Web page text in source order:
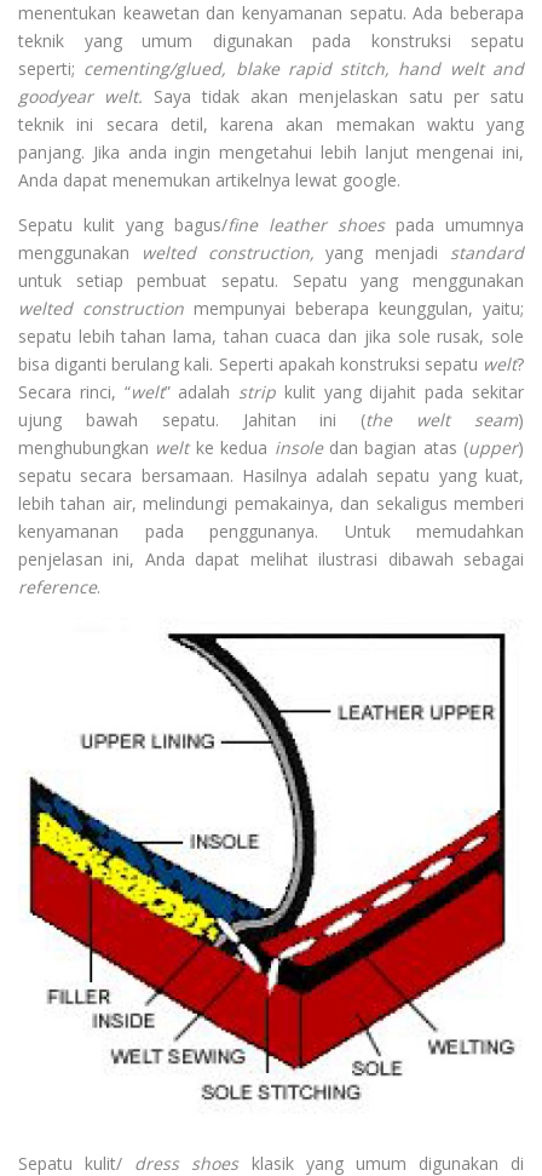
menentukan keawetan dan kenyamanan sepatu. Ada beberapa
teknik yang umum digunakan pada konstruksi sepatu
seperti; cementing/glued, blake rapid stitch, hand welt and
goodyear welt. Saya tidak akan menjelaskan satu per satu
teknik ini secara detil, karena akan memakan waktu yang
panjang. Jika anda ingin mengetahui lebih lanjut mengenai ini,
Anda dapat menemukan artikelnya lewat google.
Sepatu kulit yang bagus/fine leather shoespada umumnya
menggunakan
welted construction,yang menjadi standard
untuk setiap pembuat sepatu. Sepatu yang menggunakan
welted construction mempunyai beberapa keunggulan, yaitu;
sepatu lebih tahan lama, tahan cuaca dan jika sole rusak, sole
bisa diganti berulang kali. Seperti apakah konstruksi sepatu welt?
Secara rinci, “welt” adalah strip kulit yang dijahit pada sekitar
ujung bawah sepatu. Jahitan ini (the welt seam)
menghubungkan weltke kedua insole dan bagian atas (upper)
sepatu secara bersamaan. Hasilnya adalah sepatu yang kuat,
lebih tahan air, melindungi pemakainya, dan sekaligus memberi
kenyamanan pada penggunanya. Untuk memudahkan
penjelasan ini, Anda dapat melihat ilustrasi dibawah sebagai
reference.
Sepatu kulit/ dress shoesklasik yang umum digunakan di